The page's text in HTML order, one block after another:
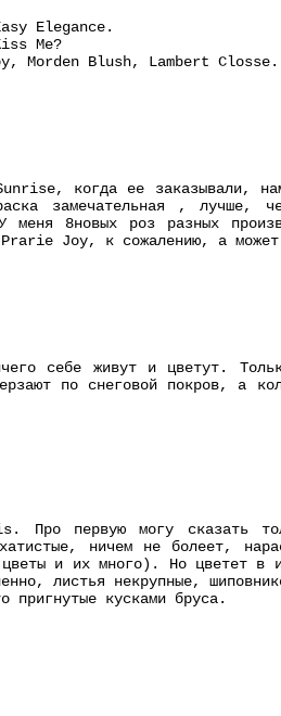
Elegance.
Me?
Morden Blush, Lambert Closse.
когда ее заказывали,
замечательная , лучше,
8новых роз разных
Joy, к сожалению, а
себе живут и цветут.
по снеговой покров, а
Про первую могу сказать
ничем не болеет,
цветы и их много). Но цветет
листья некрупные,
пригнутые кусками бруса.